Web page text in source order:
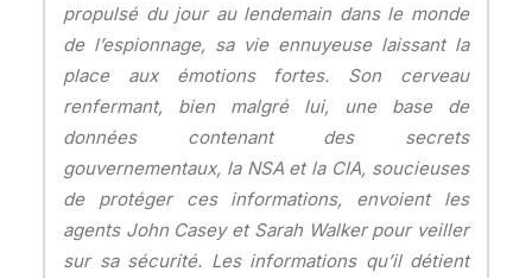
propulsé du jour au lendemain dans le monde
de l’espionnage, sa vie ennuyeuse laissant la
place aux émotions fortes. Son cerveau
renfermant, bien malgré lui, une base de
données contenant des secrets
gouvernementaux, la NSA et la CIA, soucieuses
de protéger ces informations, envoient les
agents John Casey et Sarah Walker pour veiller
sur sa sécurité. Les informations qu’il détient